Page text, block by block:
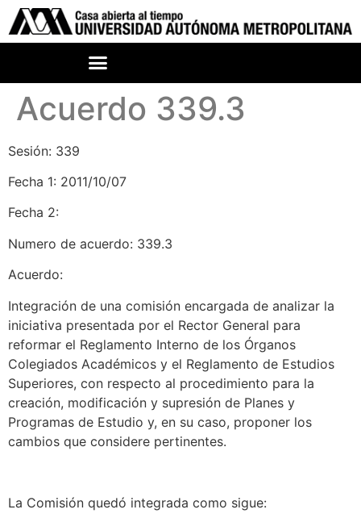
Acuerdo 339.3
Sesión: 339
Fecha 1: 2011/10/07
Fecha 2:
Numero de acuerdo: 339.3
Acuerdo:
Integración de una comisión encargada de analizar la
iniciativa presentada por el Rector General para
reformar el Reglamento Interno de los Órganos
Colegiados Académicos y el Reglamento de Estudios
Superiores, con respecto al procedimiento para la
creación, modificación y supresión de Planes y
Programas de Estudio y, en su caso, proponer los
cambios que considere pertinentes.
La Comisión quedó integrada como sigue: